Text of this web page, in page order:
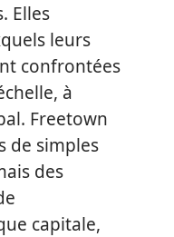
Elles
leurs
confrontées
à
Freetown
de simples
des
capitale,